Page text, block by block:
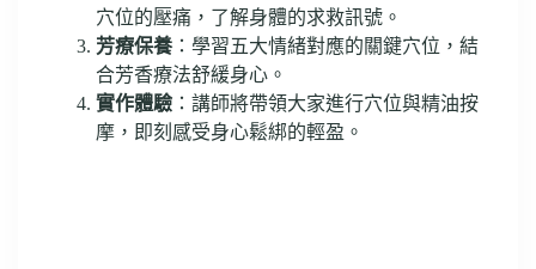
穴位的壓痛，了解身體的求救訊號。
芳療保養 ：學習五大情緒對應的關鍵穴位，結
合芳香療法舒緩身心。
實作體驗 ：講師將帶領大家進行穴位與精油按
摩，即刻感受身心鬆綁的輕盈。